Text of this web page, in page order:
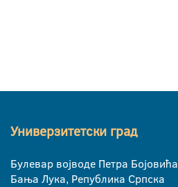
Универзитетски град
Булевар војводе Петра Бојовића
Бања Лука, Република Српска